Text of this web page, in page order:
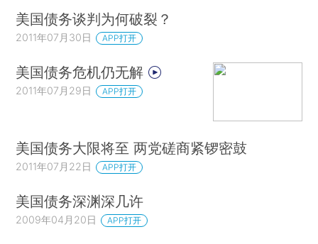
美国债务谈判为何破裂？
2011年07月30日 APP打开
美国债务危机仍无解
2011年07月29日 APP打开
美国债务大限将至 两党磋商紧锣密鼓
2011年07月22日 APP打开
美国债务深渊深几许
2009年04月20日 APP打开